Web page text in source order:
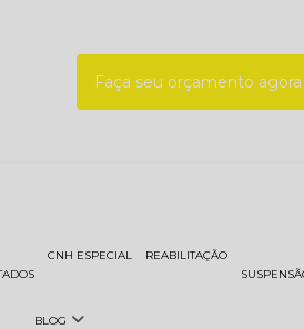
Faça seu orçamento
CNH ESPECIAL REABILITAÇÃO
BLOG